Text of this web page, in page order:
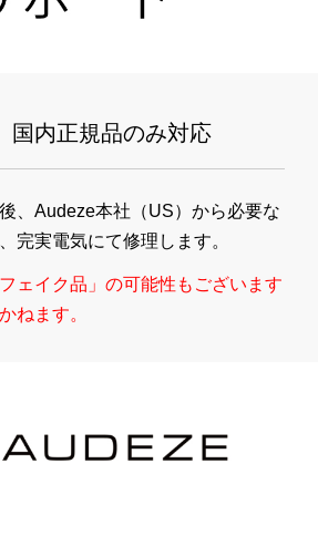
国内正規品のみ対応
、Audeze本社（US）から必要な
完実電気にて修理します。
ェイク品」の可能性もございます
ねます。